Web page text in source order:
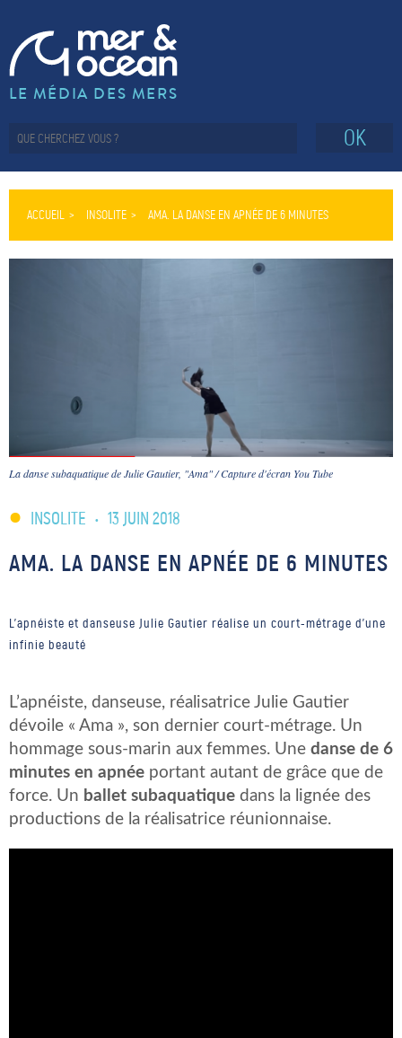
LE MÉDIA DES MERS
OK
ACCUEIL INSOLITE AMA. LA DANSE EN APNÉE DE 6 MINUTES
La danse subaquatique de Julie Gautier, "Ama" / Capture d'écran You Tube
INSOLITE • 13 JUIN 2018
AMA. LA DANSE EN APNÉE DE 6 MINUTES
L'apnéiste et danseuse Julie Gautier réalise un court-métrage d'une
infinie beauté
L’apnéiste, danseuse, réalisatrice Julie Gautier
dévoile « Ama », son dernier court-métrage. Un
hommage sous-marin aux femmes. Une danse de 6
minutes en apnée portant autant de grâce que de
force. Un ballet subaquatique dans la lignée des
productions de la réalisatrice réunionnaise.